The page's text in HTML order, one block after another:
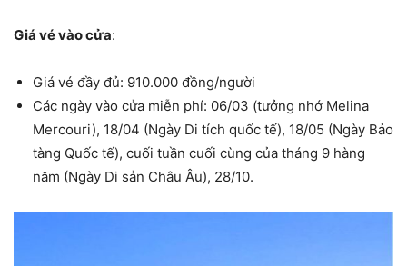
Giá vé vào cửa:
Giá vé đầy đủ: 910.000 đồng/người
Các ngày vào cửa miễn phí: 06/03 (tưởng nhớ Melina
Mercouri), 18/04 (Ngày Di tích quốc tế), 18/05 (Ngày Bảo
tàng Quốc tế), cuối tuần cuối cùng của tháng 9 hàng
năm (Ngày Di sản Châu Âu), 28/10.